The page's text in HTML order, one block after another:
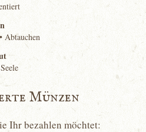
Abtauchen
Münzen
Ihr bezahlen möchtet: